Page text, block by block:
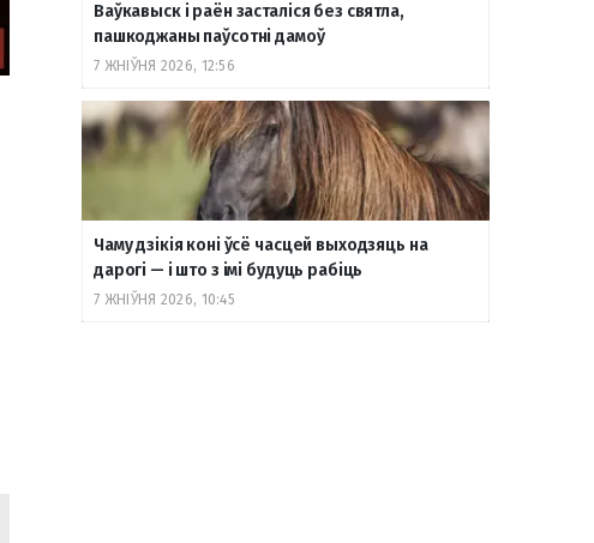
Ваўкавыск і раён засталіся без святла,
пашкоджаны паўсотні дамоў
7 ЖНІЎНЯ 2026, 12:56
Чаму дзікія коні ўсё часцей выходзяць на
дарогі — і што з імі будуць рабіць
7 ЖНІЎНЯ 2026, 10:45